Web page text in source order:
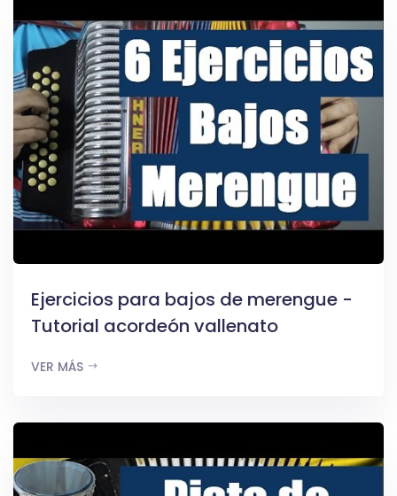
Ejercicios para bajos de merengue -
Tutorial acordeón vallenato
VER MÁS